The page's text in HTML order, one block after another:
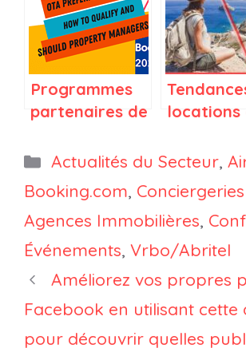
le chatbot IA
utile de Vrbo
et le pic de
réservations
du 18 janvier
chez Airbnb : le
Short Stay
Summit 2026
les
doivent
Programmes
partenaires de
Airbnb, Vrbo
Comment se
qualifier et les
gestionnaires
doivent-ils s’y
intéresser ?
locations
:
devient
sélectif
Catégories
Actualités du Secteur,
Booking.com,
Agences Immobilières,
Événements, Vrbo/Abritel
Améliorez vos propres
Facebook en utilisant cette
pour découvrir quelles